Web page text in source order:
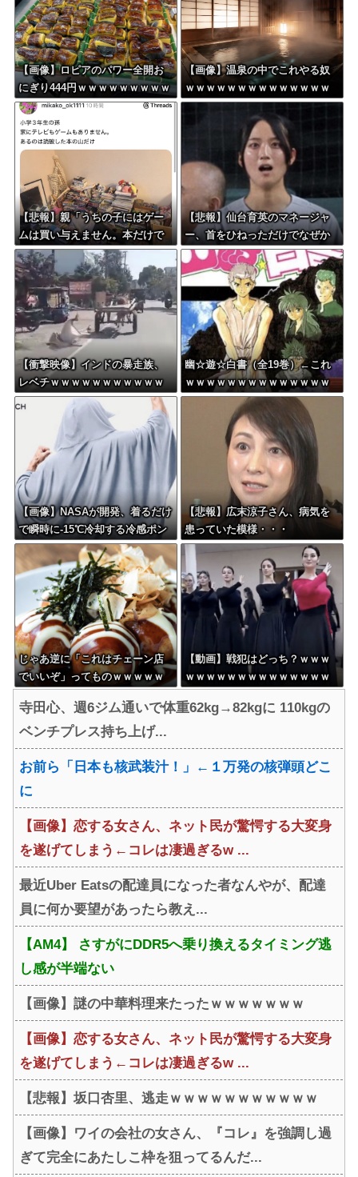
【画像】ロピアのパワー全開お
にぎり444円ｗｗｗｗｗｗｗｗｗ
ｗｗｗ
【画像】温泉の中でこれやる奴
ｗｗｗｗｗｗｗｗｗｗｗｗｗｗ
ｗｗ
【悲報】親「うちの子にはゲー
ムは買い与えません。本だけで
十分」→結果ｗｗｗ
【悲報】仙台育英のマネージャ
ー、首をひねっただけでなぜか
ウインクしたことにされてしま
う
【衝撃映像】インドの暴走族、
レベチｗｗｗｗｗｗｗｗｗｗｗ
ｗｗｗｗｗ
幽☆遊☆白書（全19巻）←これ
ｗｗｗｗｗｗｗｗｗｗｗｗｗｗ
【画像】NASAが開発、着るだけ
で瞬時に-15℃冷却する冷感ポン
チョが3,980円ｗｗｗｗｗ
【悲報】広末涼子さん、病気を
患っていた模様・・・
じゃあ逆に「これはチェーン店
でいいぞ」ってものｗｗｗｗｗ
【動画】戦犯はどっち？ｗｗｗ
ｗｗｗｗｗｗｗｗｗｗｗｗｗｗ
寺田心、週6ジム通いで体重62kg→82kgに 110kgの
ベンチプレス持ち上げ...
お前ら「日本も核武装汁！」←１万発の核弾頭どこ
に
【画像】恋する女さん、ネット民が驚愕する大変身
を遂げてしまう←コレは凄過ぎるw ...
最近Uber Eatsの配達員になった者なんやが、配達
員に何か要望があったら教え...
【AM4】 さすがにDDR5へ乗り換えるタイミング逃
し感が半端ない
【画像】謎の中華料理来たったｗｗｗｗｗｗｗ
【画像】恋する女さん、ネット民が驚愕する大変身
を遂げてしまう←コレは凄過ぎるw ...
【悲報】坂口杏里、逃走ｗｗｗｗｗｗｗｗｗｗｗ
【画像】ワイの会社の女さん、『コレ』を強調し過
ぎて完全にあたしこ枠を狙ってるんだ...